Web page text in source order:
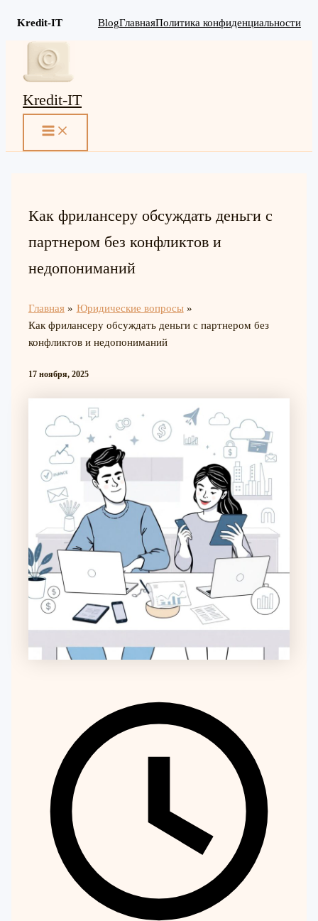
Kredit-IT BlogГлавнаяПолитика конфиденциальности
Перейти
содержимому
Kredit-IT
MAIN
Как фрилансеру обсуждать деньги с
партнером без конфликтов и
недопониманий
Главная
Юридические вопросы
Как фрилансеру обсуждать деньги с партнером без
конфликтов и недопониманий
17 ноября, 2025